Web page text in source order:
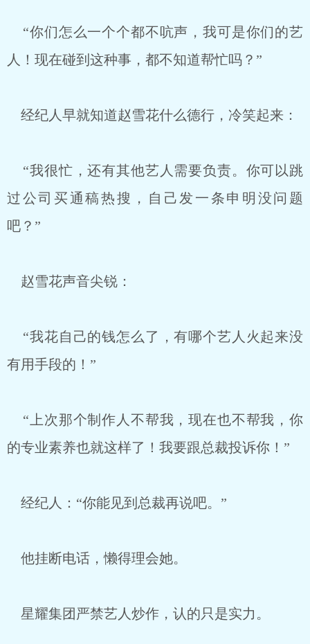
“你们怎么一个个都不吭声，我可是你们的艺
人！现在碰到这种事，都不知道帮忙吗？”
经纪人早就知道赵雪花什么德行，冷笑起来：
“我很忙，还有其他艺人需要负责。你可以跳
过公司买通稿热搜，自己发一条申明没问题
吧？”
赵雪花声音尖锐：
“我花自己的钱怎么了，有哪个艺人火起来没
有用手段的！”
“上次那个制作人不帮我，现在也不帮我，你
的专业素养也就这样了！我要跟总裁投诉你！”
经纪人：“你能见到总裁再说吧。”
他挂断电话，懒得理会她。
星耀集团严禁艺人炒作，认的只是实力。